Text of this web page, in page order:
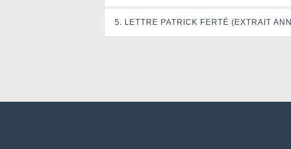
5. LETTRE PATRICK FERTÉ (EXTRAIT